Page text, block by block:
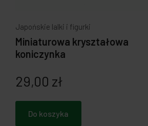
Japońskie lalki i figurki
Miniaturowa kryształowa
koniczynka
29,00 zł
Do koszyka